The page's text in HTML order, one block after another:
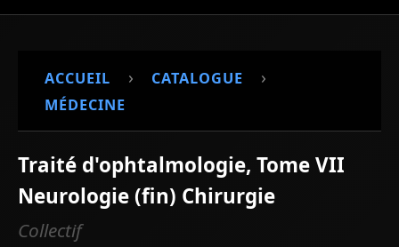
ACCUEIL › CATALOGUE ›
MÉDECINE
Traité d'ophtalmologie, Tome VII
Neurologie (fin) Chirurgie
Collectif